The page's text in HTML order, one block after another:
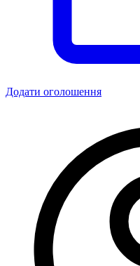
Додати оголошення